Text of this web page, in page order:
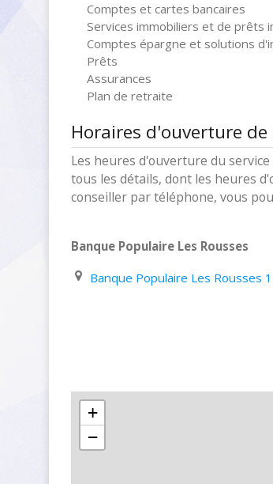
Comptes et cartes bancaires
Services immobiliers et de prêts
Comptes épargne et solutions
Prêts
Assurances
Plan de retraite
Horaires d'ouverture de
Les heures d'ouverture du
tous les détails, dont les heures
conseiller par téléphone, vous
Banque Populaire Les Rousses
+
−